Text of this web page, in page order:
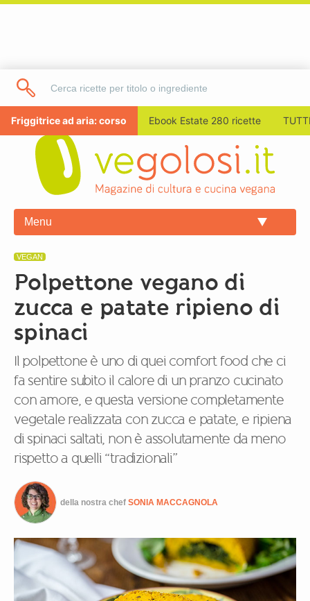
Friggitrice ad aria: corso Ebook Estate 280 ricette
Menu
VEGAN
Polpettone vegano di
zucca e patate ripieno di
spinaci
Il polpettone è uno di quei comfort food che ci
fa sentire subito il calore di un pranzo cucinato
con amore, e questa versione completamente
vegetale realizzata con zucca e patate, e ripiena
di spinaci saltati, non è assolutamente da meno
rispetto a quelli “tradizionali”
della nostra chef SONIA MACCAGNOLA